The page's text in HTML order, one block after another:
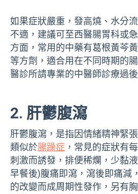
如果症狀嚴重，發高燒、水分
不適，建議可至西醫腸胃科或
方面，常用的中藥有葛根黃芩
等方劑，適合用在不同時期的
醫診所請專業的中醫師診療過
2. 肝鬱腹瀉
肝鬱腹瀉，是指因情緒精神緊
類似於腸躁症 ，常見的症狀有
刺激而誘發，排便稀爛，少黏
早餐後)腹痛即瀉，瀉後即痛減
的改變而成周期性發作，另有